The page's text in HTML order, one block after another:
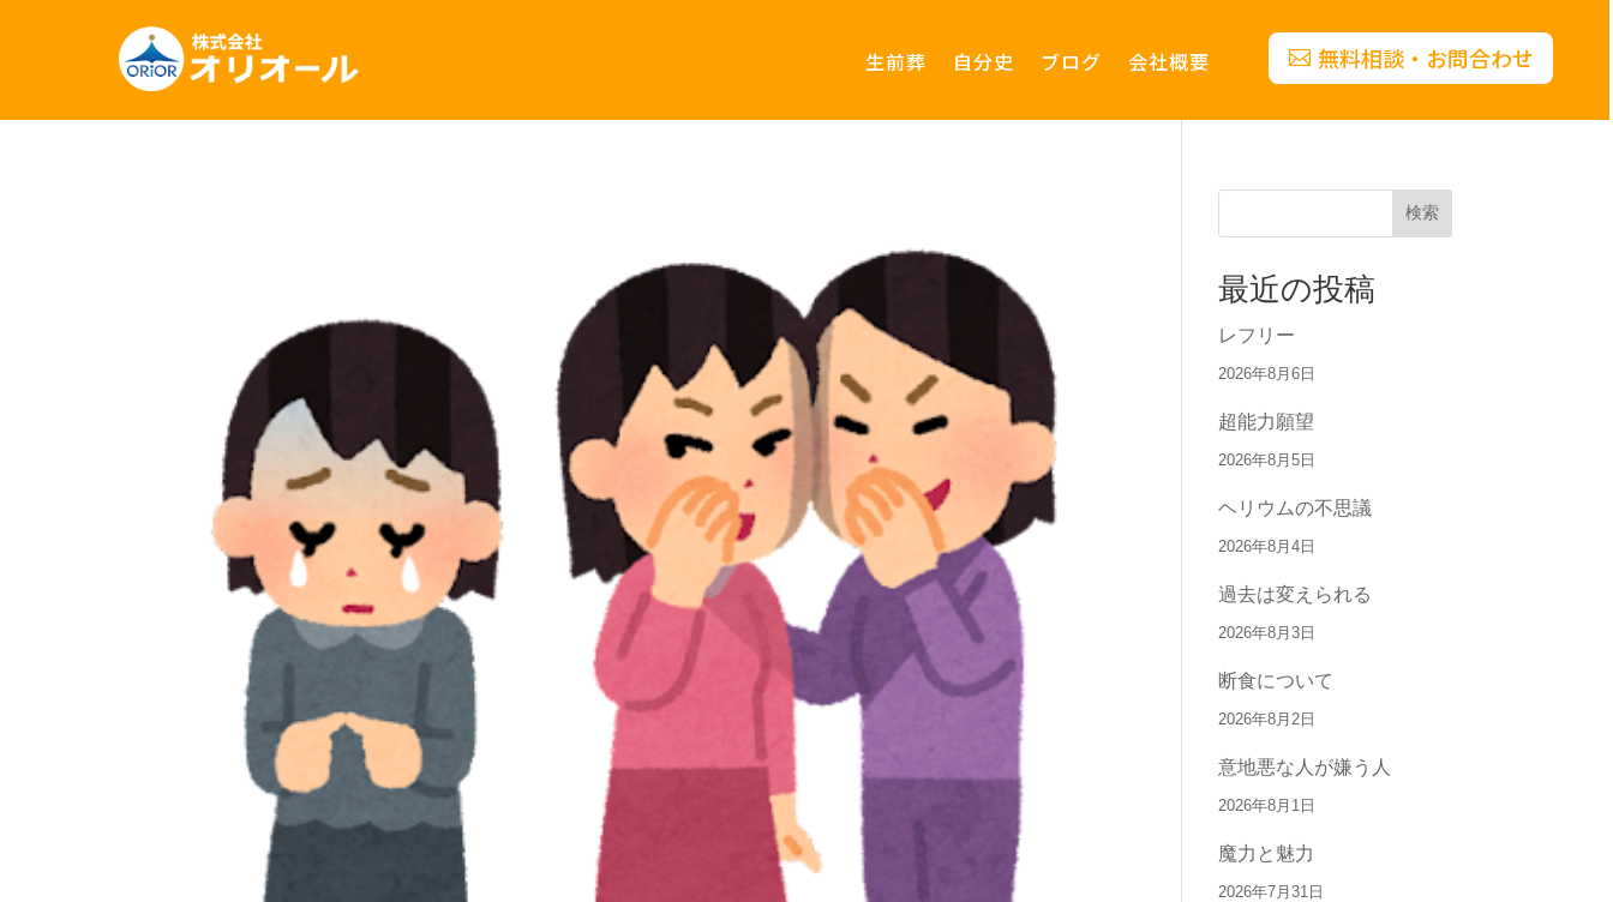
生前葬 自分史 ブログ 会社概要 無料相談・お問合わせ
検索
最近の投稿
レフリー
2026年8月6日
超能力願望
2026年8月5日
ヘリウムの不思議
2026年8月4日
過去は変えられる
2026年8月3日
断食について
2026年8月2日
意地悪な人が嫌う人
2026年8月1日
魔力と魅力
2026年7月31日